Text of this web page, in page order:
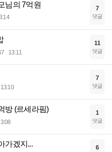
님의 7억원 7
댓글
13:11
11
댓글
13:10
7
댓글
방 (르세라핌) 1
댓글
가겠지... 6